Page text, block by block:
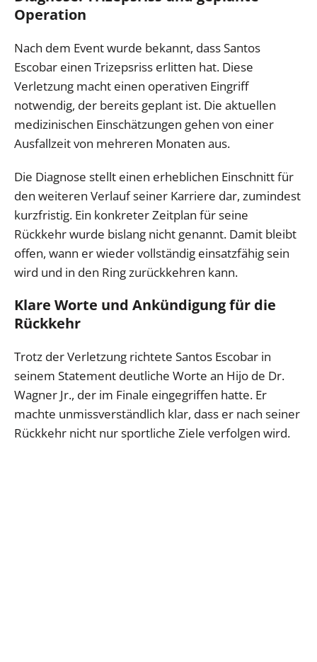
Operation
Nach dem Event wurde bekannt, dass Santos
Escobar einen Trizepsriss erlitten hat. Diese
Verletzung macht einen operativen Eingriff
notwendig, der bereits geplant ist. Die aktuellen
medizinischen Einschätzungen gehen von einer
Ausfallzeit von mehreren Monaten aus.
Die Diagnose stellt einen erheblichen Einschnitt für
den weiteren Verlauf seiner Karriere dar, zumindest
kurzfristig. Ein konkreter Zeitplan für seine
Rückkehr wurde bislang nicht genannt. Damit bleibt
offen, wann er wieder vollständig einsatzfähig sein
wird und in den Ring zurückkehren kann.
Klare Worte und Ankündigung für die
Rückkehr
Trotz der Verletzung richtete Santos Escobar in
seinem Statement deutliche Worte an Hijo de Dr.
Wagner Jr., der im Finale eingegriffen hatte. Er
machte unmissverständlich klar, dass er nach seiner
Rückkehr nicht nur sportliche Ziele verfolgen wird.